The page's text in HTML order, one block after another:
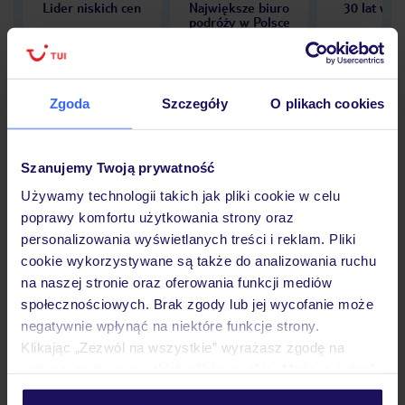
Zgoda Szczegóły O plikach cookies
Szanujemy Twoją prywatność
Używamy technologii takich jak pliki cookie w celu
poprawy komfortu użytkowania strony oraz
personalizowania wyświetlanych treści i reklam. Pliki
cookie wykorzystywane są także do analizowania ruchu
na naszej stronie oraz oferowania funkcji mediów
społecznościowych. Brak zgody lub jej wycofanie może
negatywnie wpłynąć na niektóre funkcje strony.
Klikając „Zezwól na wszystkie” wyrażasz zgodę na
personalizować swój wybór wchodząc w zakładkę
Lider niskich cen
Największe biuro
podróży w Polsce
30 lat w
Opinie
Pokoje
Wyżywienie